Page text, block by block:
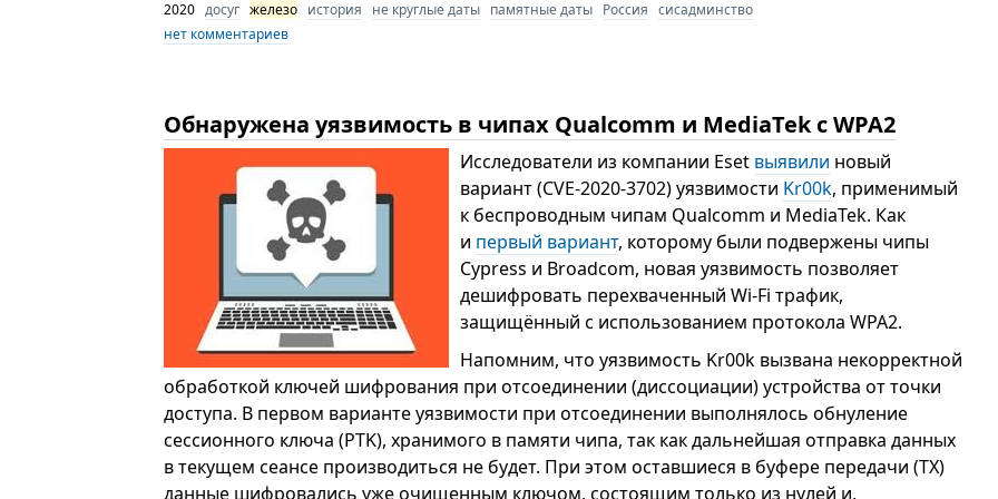
2020 досуг железо история не круглые даты памятные даты Россия сисадминство
нет комментариев
Обнаружена уязвимость в чипах Qualcomm и MediaTek с WPA2
Исследователи из компании Eset выявили новый
вариант (CVE-2020-3702) уязвимости Kr00k, применимый
к беспроводным чипам Qualcomm и MediaTek. Как
и первый вариант, которому были подвержены чипы
Cypress и Broadcom, новая уязвимость позволяет
дешифровать перехваченный Wi-Fi трафик,
защищённый с использованием протокола WPA2.
Напомним, что уязвимость Kr00k вызвана некорректной
обработкой ключей шифрования при отсоединении (диссоциации) устройства от точки
доступа. В первом варианте уязвимости при отсоединении выполнялось обнуление
сессионного ключа (PTK), хранимого в памяти чипа, так как дальнейшая отправка данных
в текущем сеансе производиться не будет. При этом оставшиеся в буфере передачи (TX)
данные шифровались уже очищенным ключом, состоящим только из нулей и,